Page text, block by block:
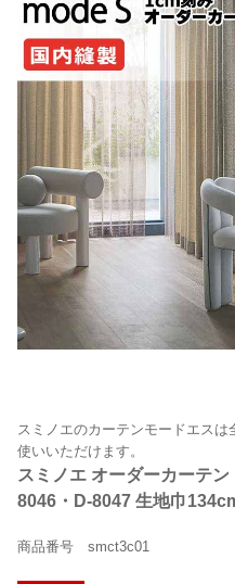
スミノエのカーテンモードエス
使いいただけます。
スミノエ オーダーカーテ
8046・D-8047 生地巾
商品番号 smct3c01